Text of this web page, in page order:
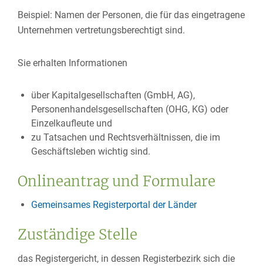
Beispiel: Namen der Personen, die für das eingetragene
Unternehmen vertretungsberechtigt sind.
Sie erhalten Informationen
über Kapitalgesellschaften (GmbH, AG),
Personenhandelsgesellschaften (OHG, KG) oder
Einzelkaufleute und
zu Tatsachen und Rechtsverhältnissen, die im
Geschäftsleben wichtig sind.
Onlineantrag und Formulare
Gemeinsames Registerportal der Länder
Zuständige Stelle
das Registergericht, in dessen Registerbezirk sich die